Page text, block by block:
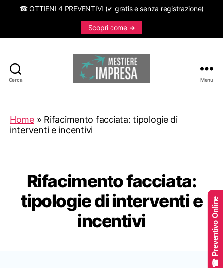
☎ OTTIENI 4 PREVENTIVI (✔ gratis e senza registrazione)
Scopri come ➜
Cerca Menu
Home» Rifacimento facciata: tipologie di
interventi e incentivi
Rifacimento facciata:
tipologie di interventi e
incentivi
☎ Preventivo Online